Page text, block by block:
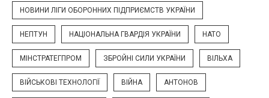
НОВИНИ ЛІГИ ОБОРОННИХ ПІДПРИЄМСТВ УКРАЇНИ
НЕПТУН НАЦІОНАЛЬНА ГВАРДІЯ УКРАЇНИ НАТО
МІНСТРАТЕГПРОМ ЗБРОЙНІ СИЛИ УКРАЇНИ ВІЛЬХА
ВІЙСЬКОВІ ТЕХНОЛОГІЇ ВІЙНА АНТОНОВ